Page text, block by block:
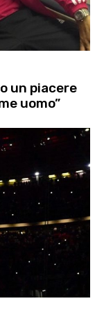
un piacere
uomo”